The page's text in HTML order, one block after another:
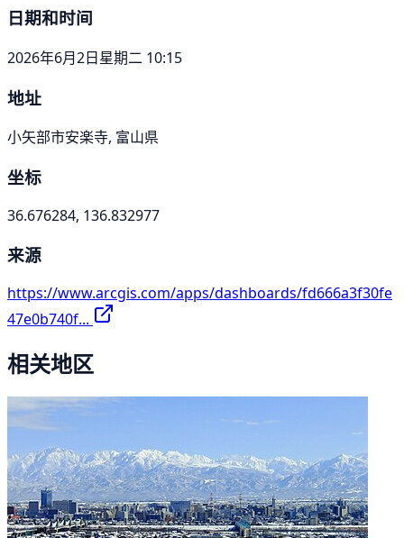
日期和时间
2026年6月2日星期二 10:15
地址
小矢部市安楽寺, 富山県
坐标
36.676284, 136.832977
来源
https://www.arcgis.com/apps/dashboards/fd666a3f30fe
47e0b740f...
相关地区